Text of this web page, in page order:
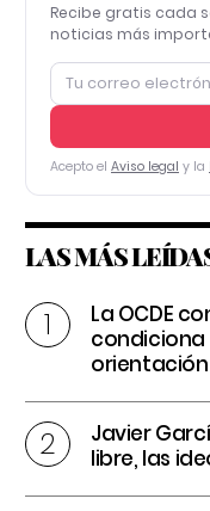
Recibe gratis cada
noticias más
Acepto el Aviso legal y la
LAS MÁS
La OCDE
condiciona
Javier
libre, las